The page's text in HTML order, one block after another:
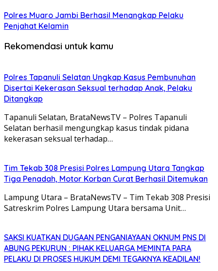
Polres Muaro Jambi Berhasil Menangkap Pelaku
Penjahat Kelamin
Rekomendasi untuk kamu
Polres Tapanuli Selatan Ungkap Kasus Pembunuhan
Disertai Kekerasan Seksual terhadap Anak, Pelaku
Ditangkap
Tapanuli Selatan, BrataNewsTV – Polres Tapanuli
Selatan berhasil mengungkap kasus tindak pidana
kekerasan seksual terhadap…
Tim Tekab 308 Presisi Polres Lampung Utara Tangkap
Tiga Penadah, Motor Korban Curat Berhasil Ditemukan
Lampung Utara – BrataNewsTV – Tim Tekab 308 Presisi
Satreskrim Polres Lampung Utara bersama Unit…
SAKSI KUATKAN DUGAAN PENGANIAYAAN OKNUM PNS DI
ABUNG PEKURUN : PIHAK KELUARGA MEMINTA PARA
PELAKU DI PROSES HUKUM DEMI TEGAKNYA KEADILAN!